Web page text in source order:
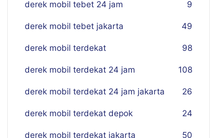
derek mobil tebet 24 jam 9
derek mobil tebet jakarta 49
derek mobil terdekat 98
derek mobil terdekat 24 jam 108
derek mobil terdekat 24 jam jakarta 26
derek mobil terdekat depok 24
derek mobil terdekat jakarta 50